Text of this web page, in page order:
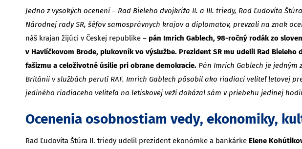
Jedno z vysokých ocenení – Rad Bieleho dvojkríža II. a III. triedy, Rad Ľudovíta
Národnej rady SR, šéfov samosprávnych krajov a diplomatov, prevzali na znak
náš krajan žijúci v Českej republike – pán Imrich Gablech, 98-ročný rodák zo
v Havlíčkovom Brode, plukovník vo výslužbe. Prezident SR mu udelil Rad
fašizmu a celoživotné úsilie pri obrane demokracie. Pán Imrich Gablech je jedným
Británii v službách perutí RAF. Imrich Gablech pôsobil ako riadiaci veliteľ letovej
jediného riadiaceho veliteľa na letiskovej veži dokázal sám v priebehu jedinej
Ocenenia osobnostiam vedy, ekonomiky,
Rad Ľudovíta Štúra II. triedy udelil prezident ekonómke a bankárke Elene